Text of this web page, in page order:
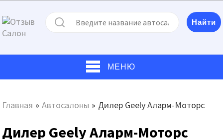
МЕНЮ
Главная » Автосалоны » Дилер Geely Аларм-Моторс
Дилер Geely Аларм-Моторс